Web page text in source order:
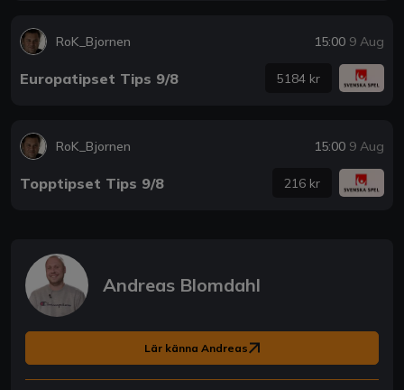
RoK_Bjornen 15:00 9 Aug
Europatipset Tips 9/8 5184 kr
RoK_Bjornen 15:00 9 Aug
Topptipset Tips 9/8 216 kr
Andreas Blomdahl
Lär känna Andreas